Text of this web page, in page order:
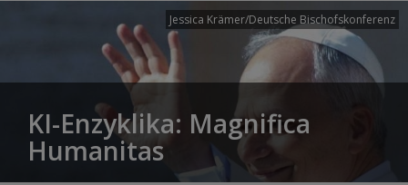
Jessica Krämer/Deutsche Bischofskonferenz
KI-Enzyklika: Magnifica
Humanitas